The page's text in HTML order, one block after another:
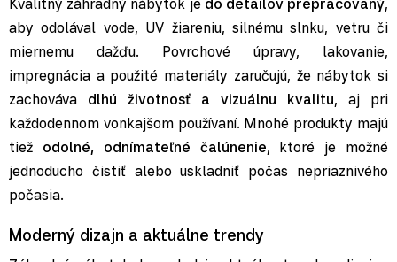
aby odolával vode, UV žiareniu, silnému slnku, vetru či
miernemu dažďu. Povrchové úpravy, lakovanie,
impregnácia a použité materiály zaručujú, že nábytok si
zachováva dlhú životnosť a vizuálnu kvalitu, aj pri
každodennom vonkajšom používaní. Mnohé produkty majú
tiež odolné, odnímateľné čalúnenie, ktoré je možné
jednoducho čistiť alebo uskladniť počas nepriaznivého
počasia.
Moderný dizajn a aktuálne trendy